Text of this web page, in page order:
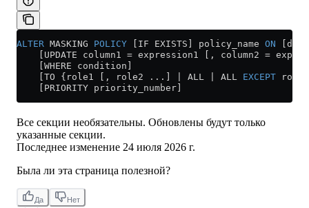
ALTER MASKING POLICY [IF EXISTS] policy_name ON
[UPDATE column1 = expression1 [, column2 =
    [WHERE condition]
    [TO {role1 [, role2 ...] | ALL | ALL
EXCEPT
    [PRIORITY priority_number]
Все секции необязательны. Обновлены будут только
указанные секции.
Последнее изменение 24 июля 2026 г.
Была ли эта страница полезной?
Да Нет